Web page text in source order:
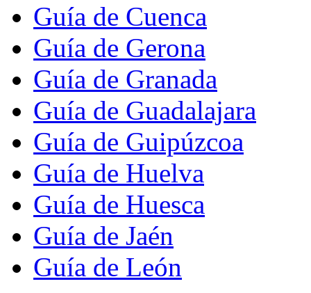
Guía de Cuenca
Guía de Gerona
Guía de Granada
Guía de Guadalajara
Guía de Guipúzcoa
Guía de Huelva
Guía de Huesca
Guía de Jaén
Guía de León